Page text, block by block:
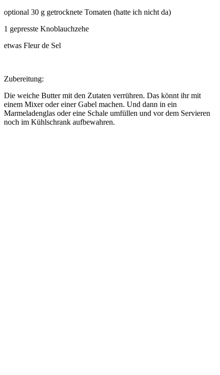
optional 30 g getrocknete Tomaten (hatte ich nicht da)
1 gepresste Knoblauchzehe
etwas Fleur de Sel
Zubereitung:
Die weiche Butter mit den Zutaten verrühren. Das könnt ihr mit
einem Mixer oder einer Gabel machen. Und dann in ein
Marmeladenglas oder eine Schale umfüllen und vor dem Servieren
noch im Kühlschrank aufbewahren.